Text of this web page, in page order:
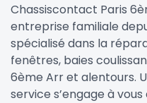
Chassiscontact Paris
entreprise familiale
spécialisé dans la
fenêtres, baies
6ème Arr et alentours.
service s’engage à